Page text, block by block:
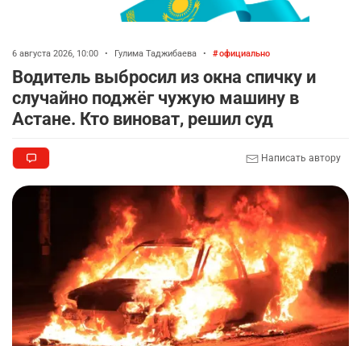
6 августа 2026, 10:00 • Гулима Таджибаева • официально
Водитель выбросил из окна спичку и
случайно поджёг чужую машину в
Астане. Кто виноват, решил суд
Написать автору